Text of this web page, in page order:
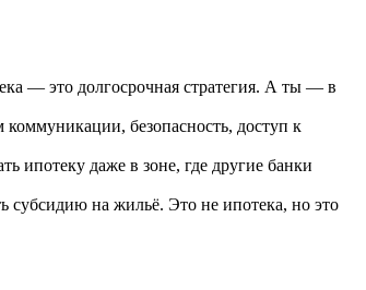
— это долгосрочная стратегия. А ты — в
безопасность, доступ к
ипотеку даже в зоне, где другие банки
субсидию на жильё. Это не ипотека, но это